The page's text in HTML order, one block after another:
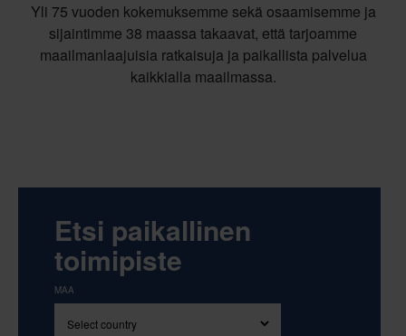
Yli 75 vuoden kokemuksemme sekä osaamisemme ja
sijaintimme 38 maassa takaavat, että tarjoamme
maailmanlaajuisia ratkaisuja ja paikallista palvelua
kaikkialla maailmassa.
Etsi paikallinen
toimipiste
MAA